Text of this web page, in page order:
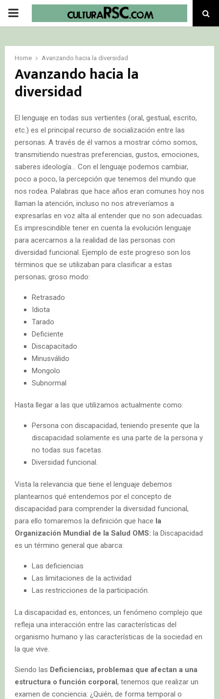
PRIMARY
Home Avanzando hacia la diversidad
Avanzando hacia la
diversidad
El lenguaje en todas sus vertientes (oral, gestual, escrito,
etc.) es el principal recurso de socialización entre las
personas. A través de él vamos a mostrar cómo somos,
transmitiendo nuestras preferencias, gustos, emociones,
saberes ideología… Con el lenguaje podemos cambiar,
poco a poco, la percepción que tenemos del mundo que
nos rodea. Palabras que hace años eran comunes hoy nos
llaman la atención, incluso no nos atreveríamos a
expresarlas en voz alta al entender que no son adecuadas.
Es imprescindible tener en cuenta la evolución lenguaje
para acercarnos a la realidad de las personas con
diversidad funcional. Ejemplo de este progreso son los
términos que se utilizaban para clasificar a estas
personas; groso modo:
Retrasado
Idiota
Tarado
Deficiente
Discapacitado
Minusválido
Mongolo
Subnormal
Hasta llegar a las que utilizamos actualmente como:
Persona con discapacidad, teniendo presente que la
discapacidad solamente es una parte de la persona y
no todas sus facetas.
Diversidad funcional.
Vista la relevancia que tiene el lenguaje debemos
plantearnos qué entendemos por el concepto de
discapacidad para comprender la diversidad funcional,
para ello tomaremos la definición que hace la
Organización Mundial de la Salud OMS: la Discapacidad
es un término general que abarca:
Las deficiencias
Las limitaciones de la actividad
Las restricciones de la participación.
La discapacidad es, entonces, un fenómeno complejo que
refleja una interacción entre las características del
organismo humano y las características de la sociedad en
la que vive.
Siendo las Deficiencias, problemas que afectan a una
estructura o función corporal, tenemos que realizar un
examen de conciencia: ¿Quién, de forma temporal o